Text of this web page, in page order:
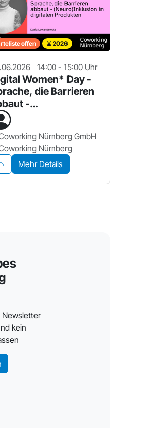
offen 2026
14:00 - 15:00 Uhr
Women* Day -
die Barrieren
-
in
Produkten
Nürnberg GmbH
Nürnberg
Mehr Details
Newsletter
kein